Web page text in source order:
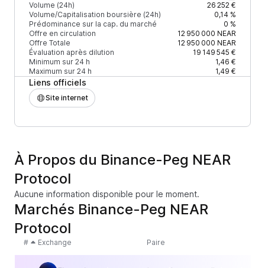
Volume (24h)
26 252 €
Volume/Capitalisation boursière (24h)
0,14 %
Prédominance sur la cap. du marché
0 %
Offre en circulation
12 950 000 NEAR
Offre Totale
12 950 000 NEAR
Évaluation après dilution
19 149 545 €
Minimum sur 24 h
1,46 €
Maximum sur 24 h
1,49 €
Liens officiels
Site internet
À Propos du Binance-Peg NEAR
Protocol
Aucune information disponible pour le moment.
Marchés Binance-Peg NEAR
Protocol
# Exchange Paire